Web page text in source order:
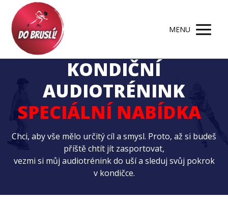
MENU
KONDIČNÍ
AUDIOTRÉNINK
SPECIÁLNÍ NABÍDKA
Chci, aby vše mělo určitý cíl a smysl. Proto, až si budeš
příště chtít jít zasportovat,
vezmi si můj audiotrénink do uší a sleduj svůj pokrok
v kondičce.